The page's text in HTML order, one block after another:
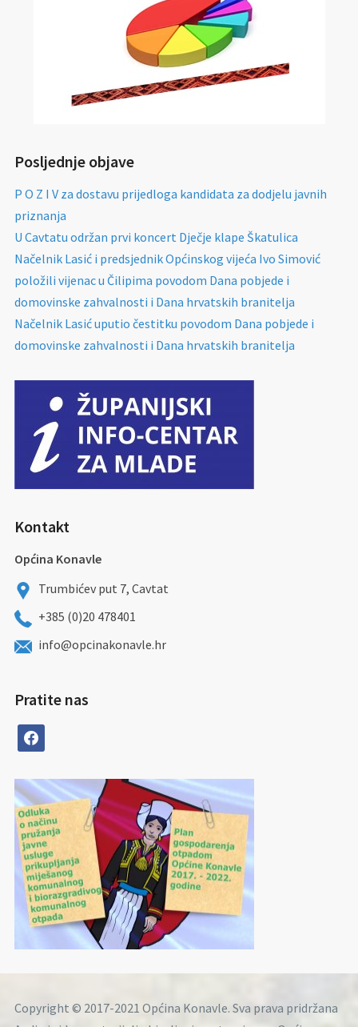
Posljednje objave
P O Z I V za dostavu prijedloga kandidata za dodjelu javnih
priznanja
U Cavtatu održan prvi koncert Dječje klape Škatulica
Načelnik Lasić i predsjednik Općinskog vijeća Ivo Simović
položili vijenac u Čilipima povodom Dana pobjede i
domovinske zahvalnosti i Dana hrvatskih branitelja
Načelnik Lasić uputio čestitku povodom Dana pobjede i
domovinske zahvalnosti i Dana hrvatskih branitelja
Kontakt
Općina Konavle
Trumbićev put 7, Cavtat
+385 (0)20 478401
info@opcinakonavle.hr
Pratite nas
facebook
Copyright © 2017-2021 Općina Konavle. Sva prava pridržana